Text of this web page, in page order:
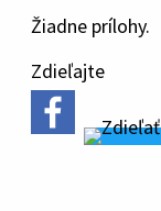
Žiadne prílohy.
Zdieľajte